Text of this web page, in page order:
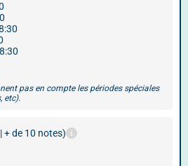
pas en compte les périodes spéciales
etc).
+ de 10 notes)